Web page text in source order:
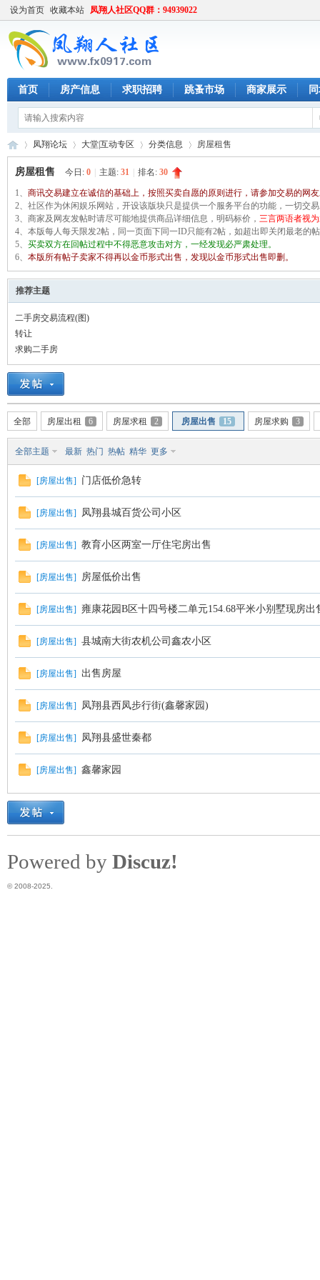
设为首页 收藏本站 凤翔人社区QQ群：94939022
首页 房产信息 求职招聘 跳蚤市场 商家展示
凤
翔
»
凤翔论坛
›
大堂|互动专区
›
分类信息
›
房屋租售
房屋租售 今日: 0 主题: 31 排名: 30
1、 商讯交易建立在诚信的基础上，按照买卖自愿的原则进行，请参加交易的网
2、社区作为休闲娱乐网站，开设该版块只是提供一个服务平台的功能，一切交
3、商家及网友发帖时请尽可能地提供商品详细信息，明码标价， 三言两语者视
4、本版每人每天限发2帖，同一页面下同一ID只能有2帖，如超出即关闭最老
5、 买卖双方在回帖过程中不得恶意攻击对方，一经发现必严肃处理。
6、 本版所有帖子卖家不得再以金币形式出售，发现以金币形式出售即删。
推荐主题
二手房交易流程(图)
转让
求购二手房
全部 房屋出租 6 房屋求租 2 房屋出售 15 房屋求购 3
全部主题 最新 热门 热帖 精华 更多
[房屋出售] 门店低价急转
[房屋出售] 凤翔县城百货公司小区
[房屋出售] 教育小区两室一厅住宅房出售
[房屋出售] 房屋低价出售
[房屋出售] 雍康花园B区十四号楼二单元154.68平米小别墅现房出
[房屋出售] 县城南大街农机公司鑫农小区
[房屋出售] 出售房屋
[房屋出售] 凤翔县西凤步行街(鑫馨家园)
[房屋出售] 凤翔县盛世秦都
[房屋出售] 鑫馨家园
Powered by Discuz!
© 2008-2025.